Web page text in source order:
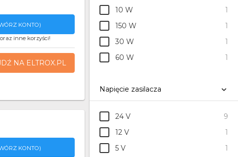
KONTO)
inne korzyści!
NA ELTROX.PL
KONTO)
10 W
1
150 W
1
30 W
1
60 W
1
Napięcie zasilacza
24 V
9
12 V
1
5 V
1